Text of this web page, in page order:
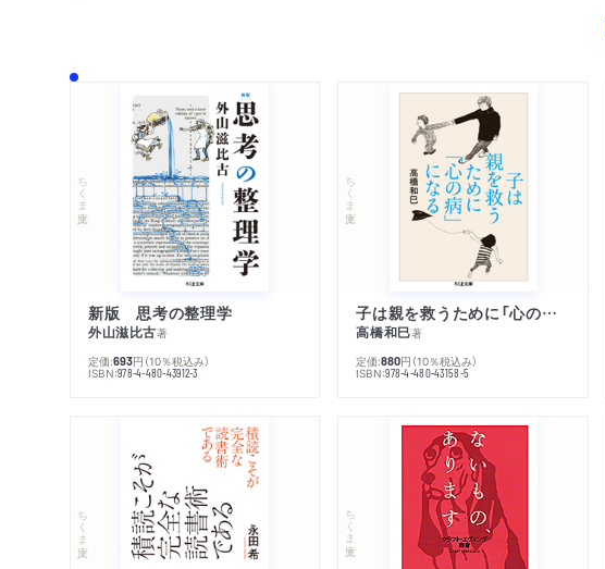
ちくま文庫
新版 思考の整理学
外山滋比古著
定価:693円 （10％税込み）
ISBN:978-4-480-43912-3
ちくま文庫
子は親を救うために「心の病」になる
高橋和巳著
定価:880円 （10％税込み）
ISBN:978-4-480-43158-5
ちくま文庫 ちくま文庫